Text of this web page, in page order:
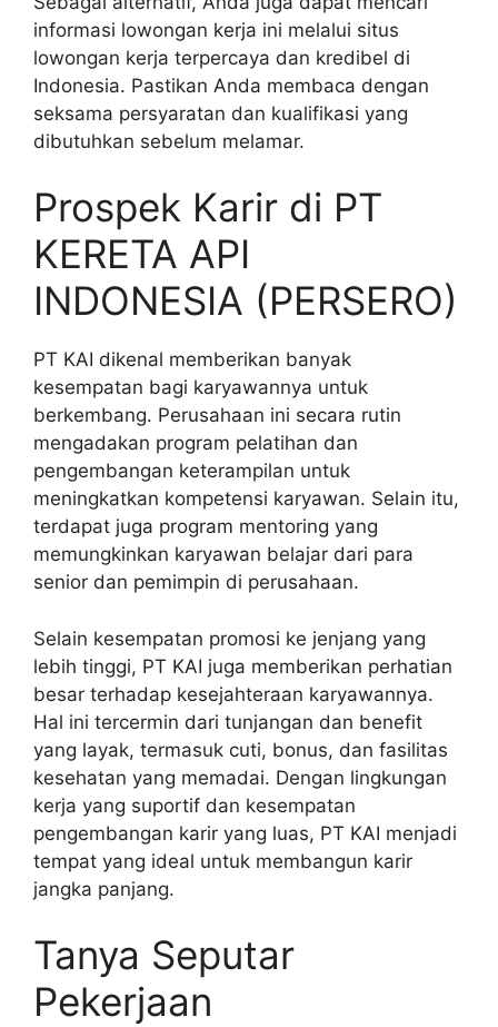
informasi lowongan kerja ini melalui situs
lowongan kerja terpercaya dan kredibel di
Indonesia. Pastikan Anda membaca dengan
seksama persyaratan dan kualifikasi yang
dibutuhkan sebelum melamar.
Prospek Karir di PT
KERETA API
INDONESIA (PERSERO)
PT KAI dikenal memberikan banyak
kesempatan bagi karyawannya untuk
berkembang. Perusahaan ini secara rutin
mengadakan program pelatihan dan
pengembangan keterampilan untuk
meningkatkan kompetensi karyawan. Selain itu,
terdapat juga program mentoring yang
memungkinkan karyawan belajar dari para
senior dan pemimpin di perusahaan.
Selain kesempatan promosi ke jenjang yang
lebih tinggi, PT KAI juga memberikan perhatian
besar terhadap kesejahteraan karyawannya.
Hal ini tercermin dari tunjangan dan benefit
yang layak, termasuk cuti, bonus, dan fasilitas
kesehatan yang memadai. Dengan lingkungan
kerja yang suportif dan kesempatan
pengembangan karir yang luas, PT KAI menjadi
tempat yang ideal untuk membangun karir
jangka panjang.
Tanya Seputar
Pekerjaan